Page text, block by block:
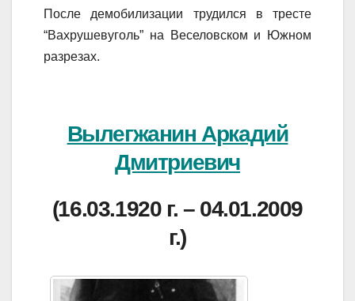
После демобилизации трудился в тресте
“Вахрушевуголь” на Веселовском и Южном
разрезах.
Вылегжанин Аркадий
Дмитриевич
(16.03.1920 г. – 04.01.2009
г.)